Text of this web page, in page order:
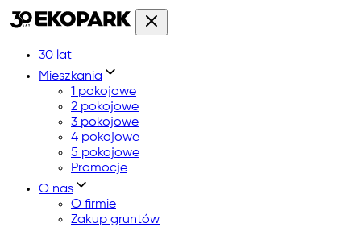
30 lat
Mieszkania
1 pokojowe
2 pokojowe
3 pokojowe
4 pokojowe
5 pokojowe
Promocje
O nas
O firmie
Zakup gruntów